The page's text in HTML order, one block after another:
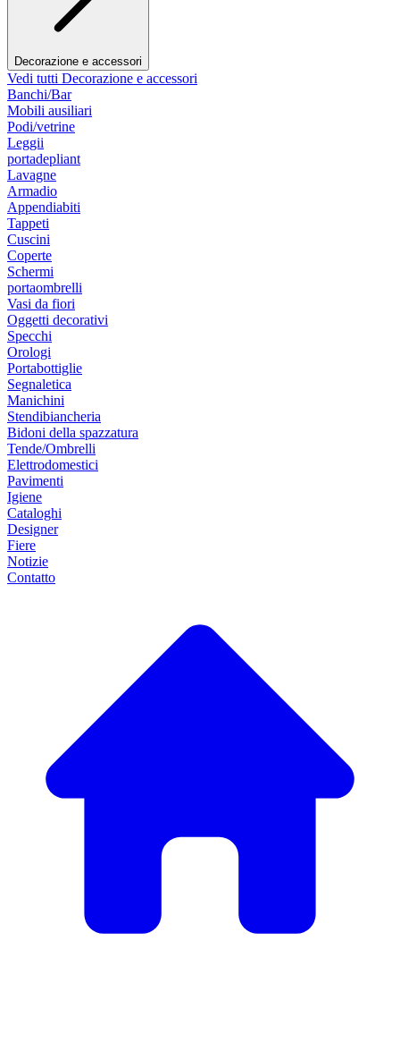
Decorazione e accessori
Vedi tutti Decorazione e accessori
Banchi/Bar
Mobili ausiliari
Podi/vetrine
Leggii
portadepliant
Lavagne
Armadio
Appendiabiti
Tappeti
Cuscini
Coperte
Schermi
portaombrelli
Vasi da fiori
Oggetti decorativi
Specchi
Orologi
Portabottiglie
Segnaletica
Manichini
Stendibiancheria
Bidoni della spazzatura
Tende/Ombrelli
Elettrodomestici
Pavimenti
Igiene
Cataloghi
Designer
Fiere
Notizie
Contatto